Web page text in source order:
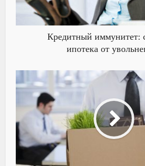
Кредитный иммунитет:
ипотека от